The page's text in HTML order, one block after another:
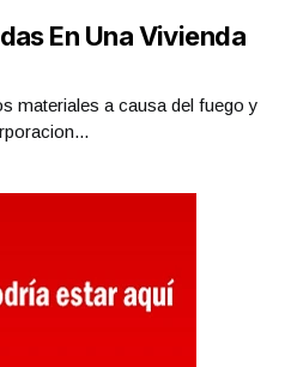
En Una Vivienda
materiales a causa del fuego y